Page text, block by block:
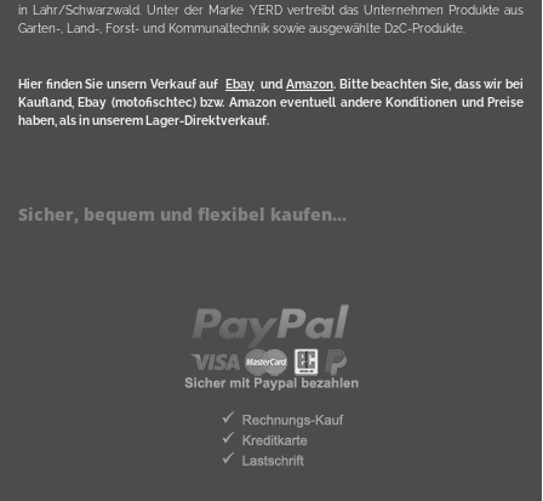
in Lahr/Schwarzwald. Unter der Marke YERD vertreibt das Unternehmen Produkte aus
Garten-, Land-, Forst- und Kommunaltechnik sowie ausgewählte D2C-Produkte.
Hier finden Sie unsern Verkauf auf Ebayund Amazon. Bitte beachten Sie, dass wir bei
Kaufland, Ebay (motofischtec) bzw. Amazon eventuell andere Konditionen und Preise
haben, als in unserem Lager-Direktverkauf.
Sicher, bequem und flexibel kaufen...